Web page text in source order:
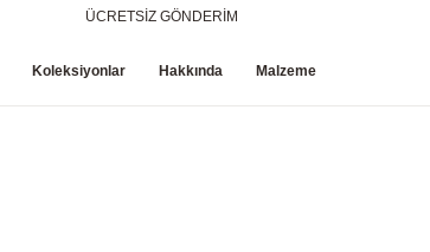
ÜCRETSİZ GÖNDERİM
Koleksiyonlar Hakkında Malzeme